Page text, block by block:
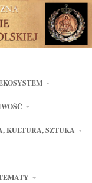
KULTURA, SZTUKA